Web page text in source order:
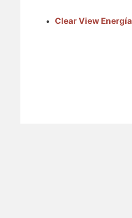
Clear View Energía